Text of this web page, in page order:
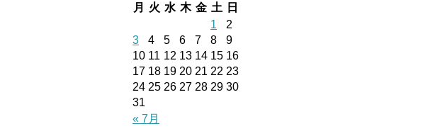
月
火 水 木 金 土 日
« 7月
1
2
3
4 5 6 7 8
9
10 11 12 13 14 15 16
17 18 19 20 21 22 23
24 25 26 27 28 29 30
31